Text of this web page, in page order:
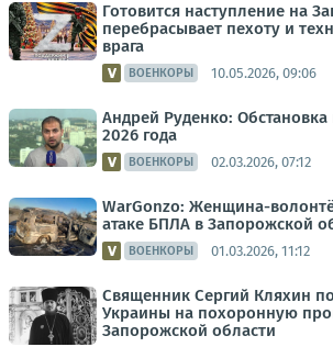
Готовится наступление на
перебрасывает пехоту и
врага
ВОЕНКОРЫ 10.05.2026, 09:06
Андрей Руденко: Обстановка
2026 года
ВОЕНКОРЫ 02.03.2026, 07:12
WarGonzo: Женщина-
атаке БПЛА в Запорожской
ВОЕНКОРЫ 01.03.2026, 11:12
Священник Сергий Кляхин
Украины на похоронную
Запорожской области